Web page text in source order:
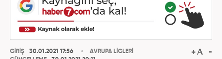
GİRİŞ
30.01.2021 17:56
AVRUPA LİGLERİ